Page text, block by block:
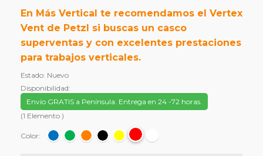
En Más Vertical te recomendamos el Vertex
Vent de Petzl si buscas un casco
superventas y con excelentes prestaciones
para trabajos verticales.
Estado: Nuevo
Disponibilidad:
Envío GRATIS a Península. Entrega en 24 -72 horas.
(1 Elemento )
Color: